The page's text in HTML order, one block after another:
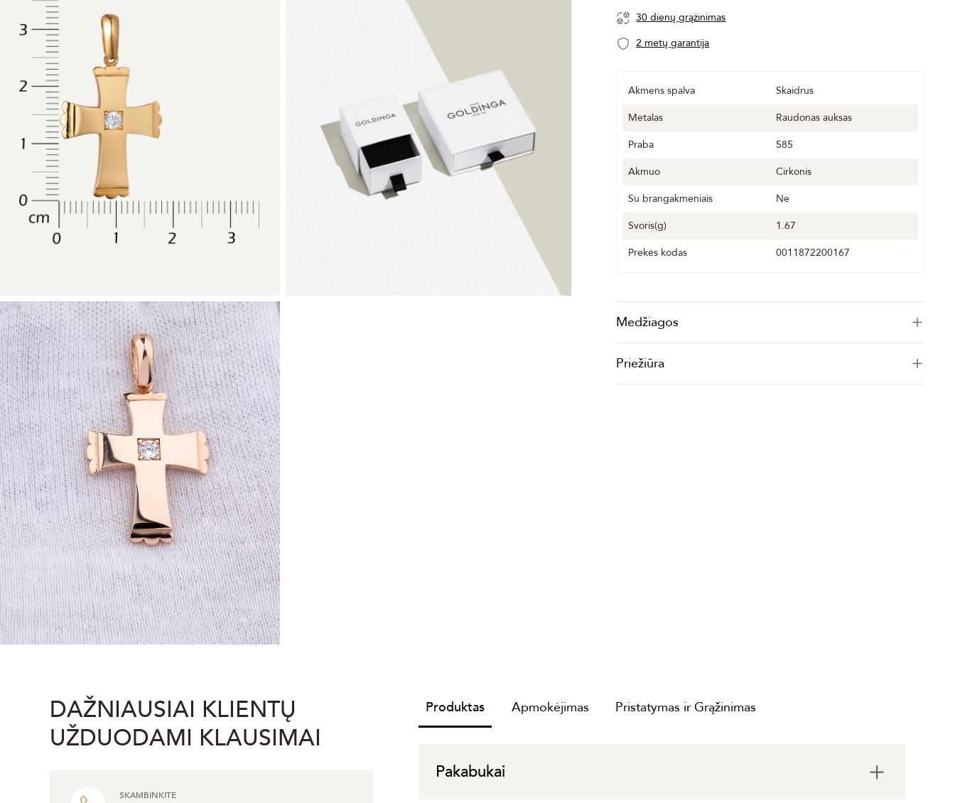
30 dienų grąžinimas
2 metų garantija
Akmens spalva
Skaidrus
Metalas
Raudonas auksas
Praba
585
Akmuo
Cirkonis
Su brangakmeniais
Ne
Svoris(g)
1.67
Prekės kodas
0011872200167
Medžiagos
Priežiūra
DAŽNIAUSIAI KLIENTŲ
UŽDUODAMI KLAUSIMAI
SKAMBINKITE
Produktas Apmokėjimas Pristatymas ir Grąžinimas
Pakabukai